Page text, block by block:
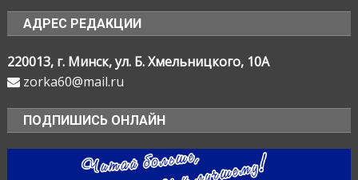
АДРЕС РЕДАКЦИИ
220013, г. Минск, ул. Б. Хмельницкого, 10А
zorka60@mail.ru
ПОДПИШИСЬ ОНЛАЙН